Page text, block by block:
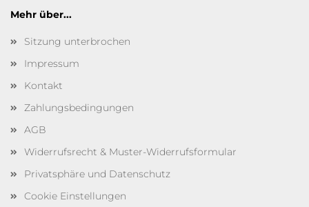
Mehr über...
Sitzung unterbrochen
Impressum
Kontakt
Zahlungsbedingungen
AGB
Widerrufsrecht & Muster-Widerrufsformular
Privatsphäre und Datenschutz
Cookie Einstellungen